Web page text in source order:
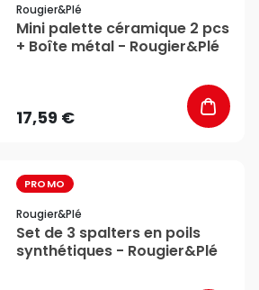
Rougier&plé
Mini palette céramique 2 pcs
+ Boîte métal - Rougier&Plé
17,59 €
PROMO
Rougier&plé
Set de 3 spalters en poils
synthétiques - Rougier&Plé